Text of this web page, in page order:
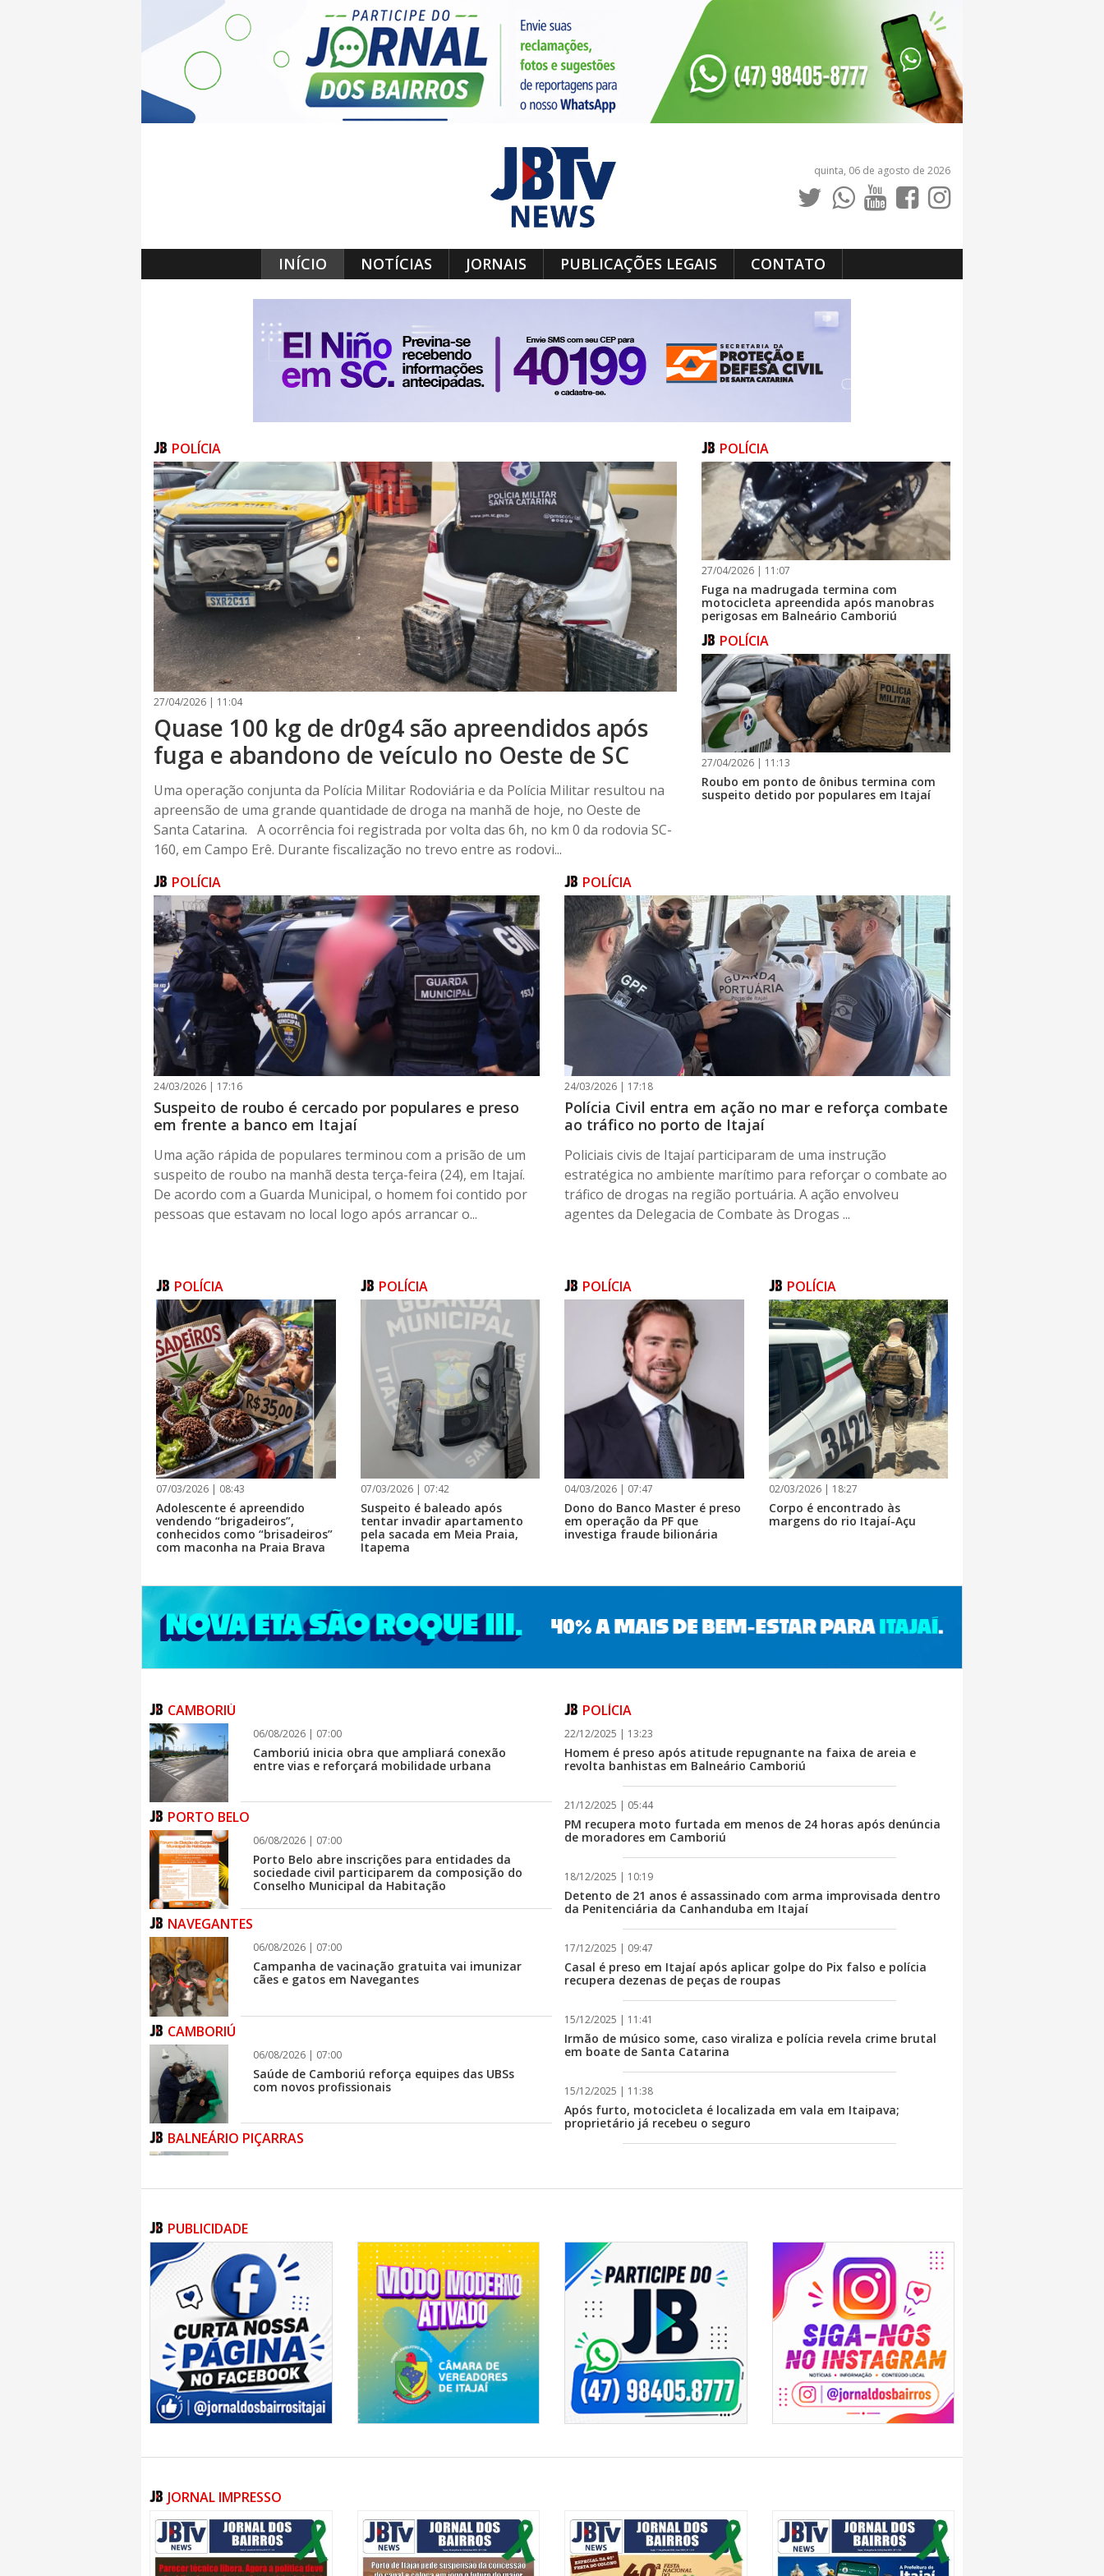
quinta, 06 de agosto de 2026
INÍCIO NOTÍCIAS JORNAIS PUBLICAÇÕES LEGAIS CONTATO
POLÍCIA
27/04/2026 | 11:04
Quase 100 kg de dr0g4 são apreendidos após
fuga e abandono de veículo no Oeste de SC
Uma operação conjunta da Polícia Militar Rodoviária e da Polícia Militar resultou na
apreensão de uma grande quantidade de droga na manhã de hoje, no Oeste de
Santa Catarina. A ocorrência foi registrada por volta das 6h, no km 0 da rodovia SC-
160, em Campo Erê. Durante fiscalização no trevo entre as rodovi...
POLÍCIA
27/04/2026 | 11:07
Fuga na madrugada termina com
motocicleta apreendida após manobras
perigosas em Balneário Camboriú
POLÍCIA
27/04/2026 | 11:13
Roubo em ponto de ônibus termina com
suspeito detido por populares em Itajaí
POLÍCIA
24/03/2026 | 17:16
Suspeito de roubo é cercado por populares e preso
em frente a banco em Itajaí
Uma ação rápida de populares terminou com a prisão de um
suspeito de roubo na manhã desta terça-feira (24), em Itajaí.
De acordo com a Guarda Municipal, o homem foi contido por
pessoas que estavam no local logo após arrancar o...
POLÍCIA
24/03/2026 | 17:18
Polícia Civil entra em ação no mar e reforça combate
ao tráfico no porto de Itajaí
Policiais civis de Itajaí participaram de uma instrução
estratégica no ambiente marítimo para reforçar o combate ao
tráfico de drogas na região portuária. A ação envolveu
agentes da Delegacia de Combate às Drogas ...
POLÍCIA
07/03/2026 | 08:43
Adolescente é apreendido
vendendo “brigadeiros”,
conhecidos como “brisadeiros”
com maconha na Praia Brava
POLÍCIA
07/03/2026 | 07:42
Suspeito é baleado após
tentar invadir apartamento
pela sacada em Meia Praia,
Itapema
POLÍCIA
04/03/2026 | 07:47
Dono do Banco Master é preso
em operação da PF que
investiga fraude bilionária
POLÍCIA
02/03/2026 | 18:27
Corpo é encontrado às
margens do rio Itajaí-Açu
CAMBORIÚ
06/08/2026 | 07:00
Camboriú inicia obra que ampliará conexão
entre vias e reforçará mobilidade urbana
PORTO BELO
06/08/2026 | 07:00
Porto Belo abre inscrições para entidades da
sociedade civil participarem da composição do
Conselho Municipal da Habitação
NAVEGANTES
06/08/2026 | 07:00
Campanha de vacinação gratuita vai imunizar
cães e gatos em Navegantes
CAMBORIÚ
06/08/2026 | 07:00
Saúde de Camboriú reforça equipes das UBSs
com novos profissionais
BALNEÁRIO PIÇARRAS
Multivacinação no dia 22 de agosto
ITAJAÍ
06/08/2026 | 10:03
Diretoras da Educação Infantil participam de
avaliação de gestão
ITAJAÍ
06/08/2026 | 10:04
Bocha de Itajaí é vice-campeã do Microrregional
do JASC
ITAJAÍ
Aluna da EB José Medeiros Vieira conquista Pan-
ITAJAÍ
POLÍCIA
22/12/2025 | 13:23
Homem é preso após atitude repugnante na faixa de areia e
revolta banhistas em Balneário Camboriú
21/12/2025 | 05:44
PM recupera moto furtada em menos de 24 horas após denúncia
de moradores em Camboriú
18/12/2025 | 10:19
Detento de 21 anos é assassinado com arma improvisada dentro
da Penitenciária da Canhanduba em Itajaí
17/12/2025 | 09:47
Casal é preso em Itajaí após aplicar golpe do Pix falso e polícia
recupera dezenas de peças de roupas
15/12/2025 | 11:41
Irmão de músico some, caso viraliza e polícia revela crime brutal
em boate de Santa Catarina
15/12/2025 | 11:38
Após furto, motocicleta é localizada em vala em Itaipava;
proprietário já recebeu o seguro
ameaças em Balneário Camboriú
Veículo clonado com carga milionária de drogas é abandonado
após fuga cinematográfica em SC
12/12/2025 | 12:30
Motorista de aplicativo invade residência e é preso após tentativa
de abuso em Itajaí
12/12/2025 | 10:57
Polícia desmonta kitnet do tráfico e apreende quase 22 kg de
drogas em Espinheiros, em Itajaí
07/12/2025 | 05:44
Flagra da madrugada: polícia pega homem furtando obra no
Centro de Itajaí
PUBLICIDADE
JORNAL IMPRESSO